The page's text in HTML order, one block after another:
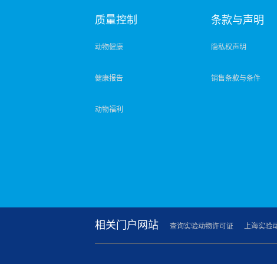
质量控制
动物健康
健康报告
动物福利
条款与声明
隐私权声明
销售条款与条件
相关门户网站 查询实验动物许可证 上海实验